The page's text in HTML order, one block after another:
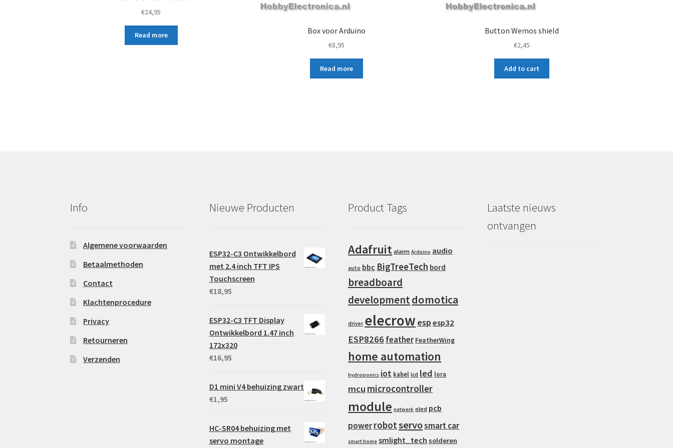
c
€24,95
Read more Box voor Arduino
€8,95
Read more
Button Wemos shield
€2,45
Add to cart
Info
Algemene voorwaarden
Betaalmethoden
Contact
Klachtenprocedure
Privacy
Retourneren
Verzenden
Nieuwe Producten
ESP32-C3 Ontwikkelbord
met 2.4 inch TFT IPS
Touchscreen
€18,95
ESP32-C3 TFT Display
Ontwikkelbord 1.47 inch
172x320
€16,95
D1 mini V4 behuizing zwart
€1,95
HC-SR04 behuizing met
servo montage
Product Tags
Adafruit alarm Arduino audio
auto bbc BigTreeTech bord
breadboard
developmentdomotica
driver elecrow espesp32
ESP8266feather FeatherWing
home automation
hydroponics iot kabel lcd led lora
mcu microcontroller
module netwerk oled pcb
powerrobotservosmart car
smart home smlight_tech solderen
Laatste nieuws
ontvangen